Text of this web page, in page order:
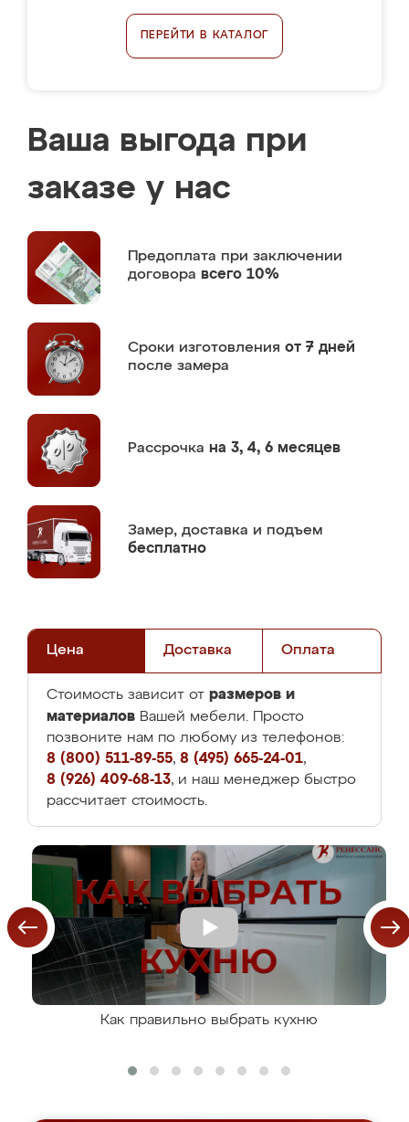
ПЕРЕЙТИ В КАТАЛОГ
Ваша выгода при
заказе у нас
Предоплата при заключении
договора всего 10%
Сроки изготовления от 7 дней
после замера
Рассрочка на 3, 4, 6 месяцев
Замер, доставка и подъем
бесплатно
Цена Доставка Оплата
Стоимость зависит от размеров и
материалов Вашей мебели. Просто
позвоните нам по любому из телефонов:
8 (800) 511-89-55, 8 (495) 665-24-01,
8 (926) 409-68-13, и наш менеджер быстро
рассчитает стоимость.
Как правильно выбрать кухню